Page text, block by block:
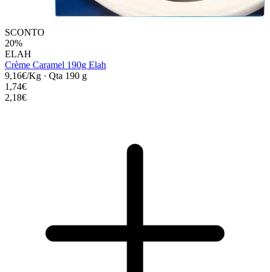
SCONTO
20%
ELAH
Crème Caramel 190g Elah
9,16€/Kg · Qta 190 g
1,74€
2,18€